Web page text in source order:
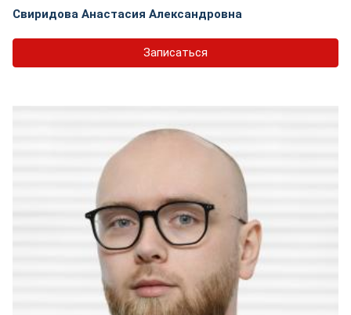
Свиридова Анастасия Александровна
Записаться